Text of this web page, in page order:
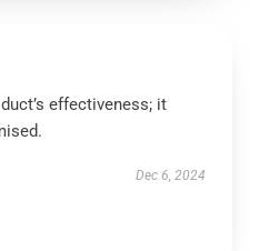
effectiveness; it
Dec 6, 2024